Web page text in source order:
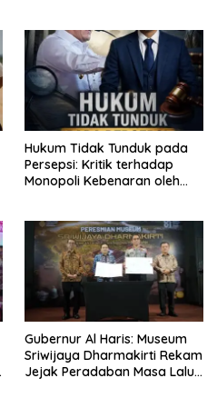
bisa jaga diri, 60% masa
depan sudah ada di tangan”
Hukum Tidak Tunduk pada
Persepsi: Kritik terhadap
Monopoli Kebenaran oleh
Gubernur Al Haris: Museum
Sriwijaya Dharmakirti Rekam
Jejak Peradaban Masa Lalu